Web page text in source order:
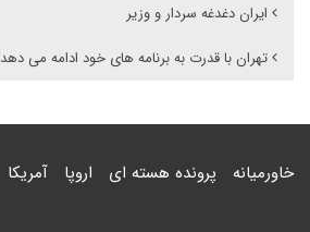
ایران دغدغه سردار و وزیر
تهران با قدرت به برنامه های خود ادامه می دهد
خاورمیانه پرونده هسته ای اروپا آمریکا